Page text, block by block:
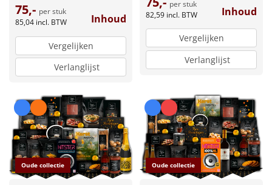
75,- per stuk
85,04 incl. BTW Inhoud
Vergelijken
Verlanglijst
per stuk
82,59 incl. BTW Inhoud
Vergelijken
Verlanglijst
Oude collectie Oude collectie